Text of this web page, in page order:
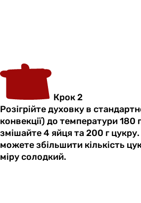
Крок 2
Розігрійте духовку в
конвекції) до температури 180
змішайте 4 яйця та 200 г
можете збільшити кількість
міру солодкий.